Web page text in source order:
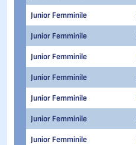
Junior Femminile
Junior Femminile
Junior Femminile
Junior Femminile
Junior Femminile
Junior Femminile
Junior Femminile